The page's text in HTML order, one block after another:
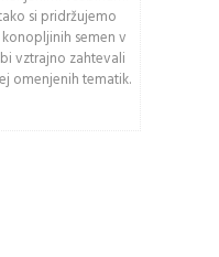
si pridržujemo
semen v
vztrajno zahtevali
omenjenih tematik.
velikimi in malimi
PRIJAVA